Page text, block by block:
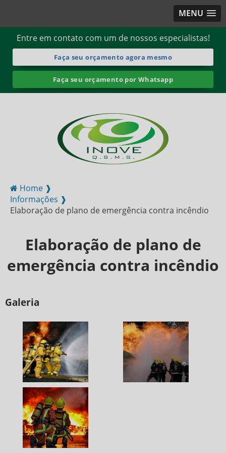
MENU
Entre em contato com um de nossos especialistas!
Faça seu orçamento agora mesmo
Faça seu orçamento por Whatsapp
Home ❱
Informações ❱
Elaboração de plano de emergência contra incêndio
Elaboração de plano de
emergência contra incêndio
Galeria